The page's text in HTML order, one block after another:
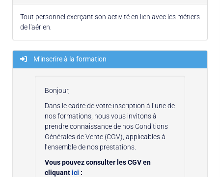
Tout personnel exerçant son activité en lien avec les métiers
de l'aérien.
M'inscrire à la formation
Bonjour,
Dans le cadre de votre inscription à l’une de
nos formations, nous vous invitons à
prendre connaissance de nos Conditions
Générales de Vente (CGV), applicables à
l’ensemble de nos prestations.
Vous pouvez consulter les CGV en
cliquantici :